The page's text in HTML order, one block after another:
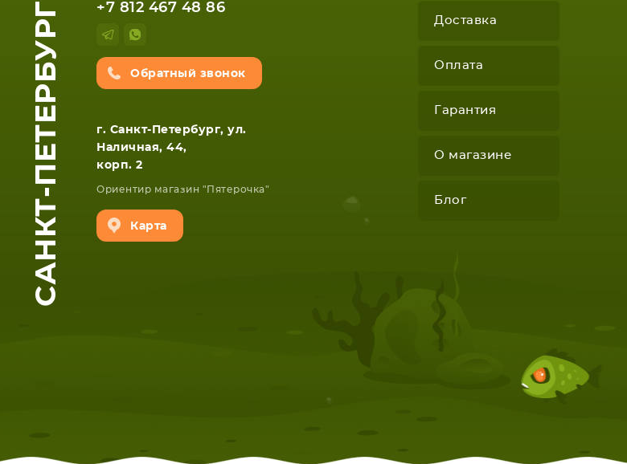
СМАРТФОНА
САНКТ-ПЕТЕРБУРГ +7 812 467 48 86
Обратный звонок
г. Санкт-Петербург, ул.
Наличная, 44,
корп. 2
Ориентир магазин "Пятерочка"
Карта
Доставка
Оплата
Гарантия
О магазине
Блог